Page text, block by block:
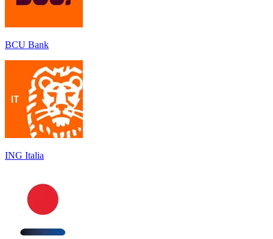
BCU Bank
ING Italia